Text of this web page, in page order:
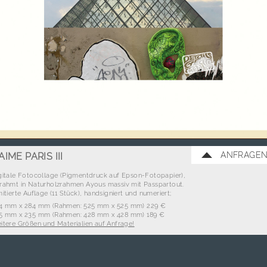
PARIS III
Fotocollage (Pigmentdruck auf Epson-Fotopapier),
in Naturholzrahmen Ayous massiv mit Passpartout.
Auflage (11 Stück), handsigniert und numeriert;
mm x 284 mm (Rahmen: 525 mm x 525 mm) 229 €
mm x 235 mm (Rahmen: 428 mm x 428 mm) 189 €
Größen und Materialien auf Anfrage!